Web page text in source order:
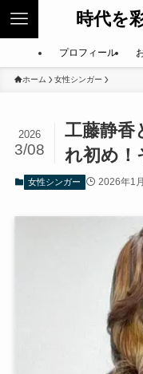
時代を
プロフィール
ホーム 女性シンガー
工藤静香
れ初め！
2026
3/08
女性シンガー 2026年1